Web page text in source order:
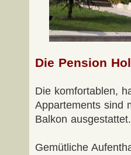
Die Pension
Die komfortablen,
Appartements sind
Balkon ausgestattet.
Gemütliche